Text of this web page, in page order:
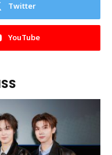
Twitter
YouTube